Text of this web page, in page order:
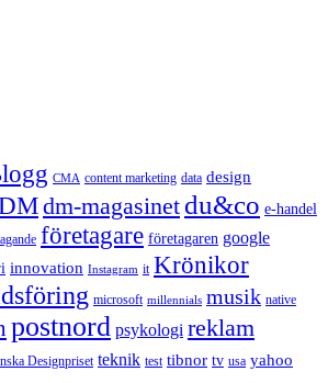
CMA content marketing data design
dm-magasinet du&co e-handel
företagare företagaren google
innovation Instagram it Krönikor
microsoft millennials musik native
postnord psykologi reklam
Designpriset teknik test tibnor tv usa yahoo